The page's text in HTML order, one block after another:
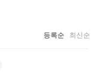
등록순 최신순